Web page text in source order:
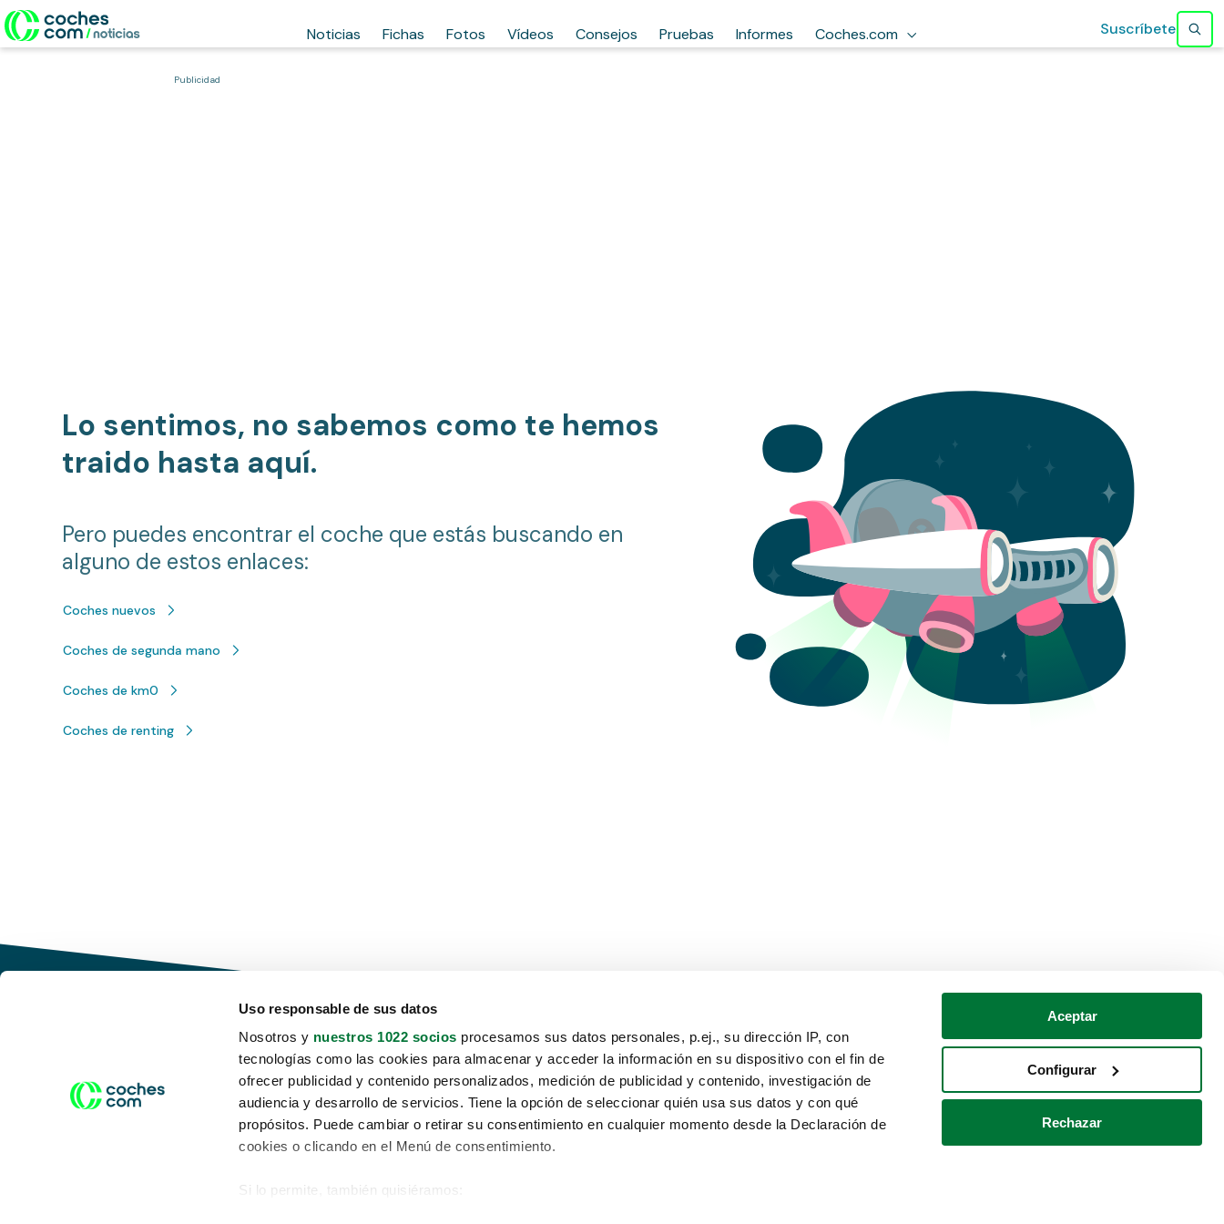
Uso responsable de sus datos
Nosotros y nuestros 1022 socios procesamos sus datos personales, p.ej., su dirección IP, con
tecnologías como las cookies para almacenar y acceder la información en su dispositivo con el fin de
ofrecer publicidad y contenido personalizados, medición de publicidad y contenido, investigación de
audiencia y desarrollo de servicios. Tiene la opción de seleccionar quién usa sus datos y con qué
propósitos. Puede cambiar o retirar su consentimiento en cualquier momento desde la Declaración de
cookies o clicando en el Menú de consentimiento.
Si lo permite, también quisiéramos:
Aceptar
Configurar
Rechazar
Noticias Fichas Fotos Vídeos Consejos Pruebas Informes Coches.com Suscríbete
Publicidad
Lo sentimos, no sabemos como te hemos
traido hasta aquí.
Pero puedes encontrar el coche que estás buscando en
alguno de estos enlaces:
Coches nuevos
Coches de segunda mano
Coches de km0
Coches de renting
Conduce tu futuro,
desata tu movilidad